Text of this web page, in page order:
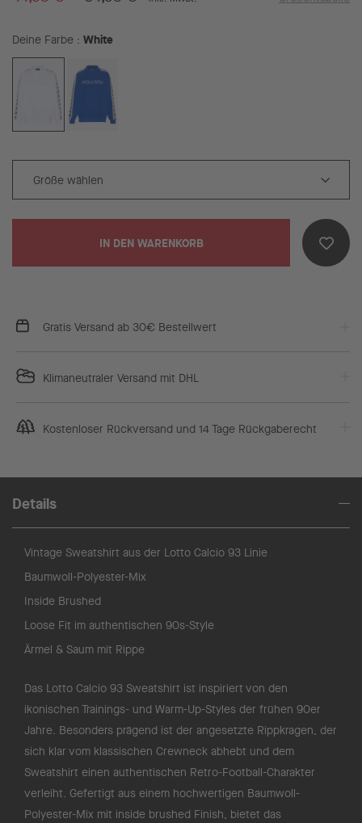
Deine Farbe White
IN DEN WARENKORB
Gratis Versand ab 30€ Bestellwert
Klimaneutraler Versand mit DHL
Kostenloser Rückversand und 14 Tage Rückgaberecht
Details
Vintage Sweatshirt aus der Lotto Calcio 93 Linie
Baumwoll-Polyester-Mix
Inside Brushed
Loose Fit im authentischen 90s-Style
Ärmel & Saum mit Rippe
Das Lotto Calcio 93 Sweatshirt ist inspiriert von den
ikonischen Trainings- und Warm-Up-Styles der frühen 90er
Jahre. Besonders prägend ist der angesetzte Rippkragen, der
sich klar vom klassischen Crewneck abhebt und dem
Sweatshirt einen authentischen Retro-Football-Charakter
verleiht. Gefertigt aus einem hochwertigen Baumwoll-
Polyester-Mix mit inside brushed Finish, bietet das